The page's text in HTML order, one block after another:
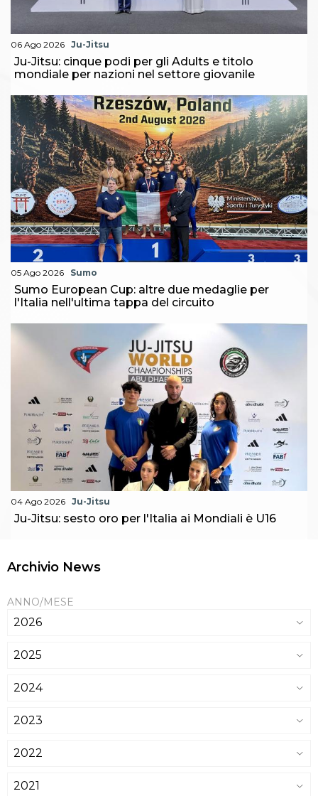
06 Ago 2026 Ju-Jitsu
Ju-Jitsu: cinque podi per gli Adults e titolo
mondiale per nazioni nel settore giovanile
05 Ago 2026 Sumo
Sumo European Cup: altre due medaglie per
l'Italia nell'ultima tappa del circuito
04 Ago 2026 Ju-Jitsu
Ju-Jitsu: sesto oro per l'Italia ai Mondiali è U16
Archivio News
ANNO/MESE
2026
2025
2024
2023
2022
2021